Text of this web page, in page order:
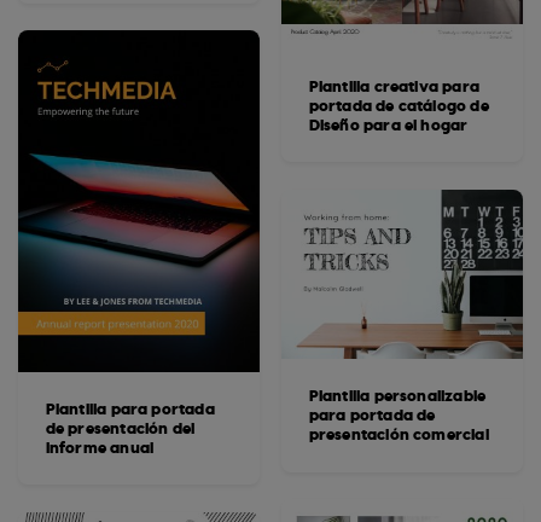
Plantilla para portada
de presentación del
informe anual
Plantilla creativa para
portada de catálogo de
Diseño para el hogar
Plantilla personalizable
para portada de
presentación comercial